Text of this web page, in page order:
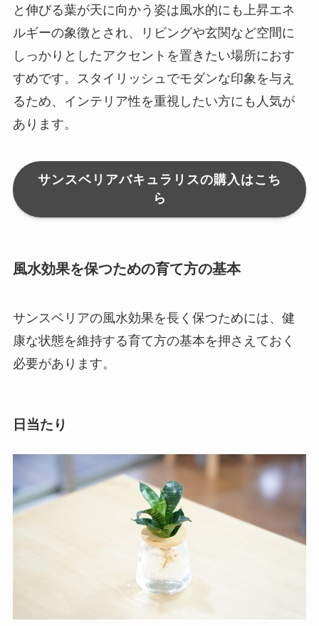
と伸びる葉が天に向かう姿は風水的にも上昇エネ
ルギーの象徴とされ、リビングや玄関など空間に
しっかりとしたアクセントを置きたい場所におす
すめです。スタイリッシュでモダンな印象を与え
るため、インテリア性を重視したい方にも人気が
あります。
サンスベリアバキュラリスの購入はこち
ら
風水効果を保つための育て方の基本
サンスベリアの風水効果を長く保つためには、健
康な状態を維持する育て方の基本を押さえておく
必要があります。
日当たり